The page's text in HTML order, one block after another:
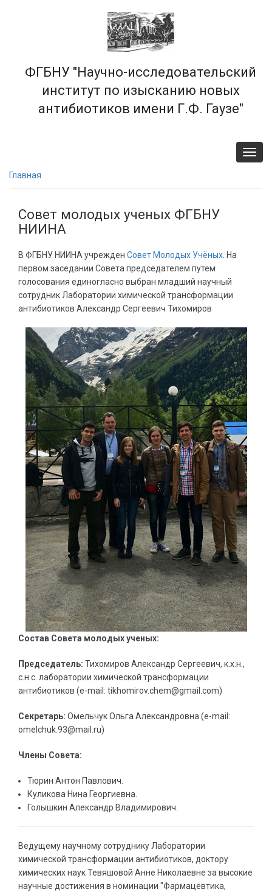
ФГБНУ "Научно-исследовательский
институт по изысканию новых
антибиотиков имени Г.Ф. Гаузе"
Главная
Совет молодых ученых ФГБНУ
НИИНА
В ФГБНУ НИИНА учрежден Совет Молодых Учёных . На
первом заседании Совета председателем путем
голосования единогласно выбран младший научный
сотрудник Лаборатории химической трансформации
антибиотиков Александр Сергеевич Тихомиров
Состав Совета молодых ученых:
Председатель: Тихомиров Александр Сергеевич, к.х.н.,
с.н.с. лаборатории химической трансформации
антибиотиков (e-mail: tikhomirov.chem@gmail.com)
Секретарь: Омельчук Ольга Александровна (e-mail:
omelchuk.93@mail.ru)
Члены Совета:
Тюрин Антон Павлович.
Куликова Нина Георгиевна.
Голышкин Александр Владимирович.
Ведущему научному сотруднику Лаборатории
химической трансформации антибиотиков, доктору
химических наук Тевяшовой Анне Николаевне за высокие
научные достижения в номинации "Фармацевтика,